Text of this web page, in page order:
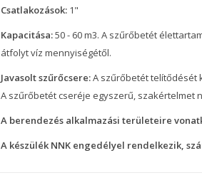
Csatlakozások: 1"
Kapacitása:50 - 60 m3. A szűrőbetét
átfolyt víz mennyiségétől.
Javasolt szűrőcsere:A szűrőbetét telítődését
A szűrőbetét cseréje egyszerű, szakértelmet
A berendezés alkalmazási területeire
A készülék NNK engedélyel rendelkezik,